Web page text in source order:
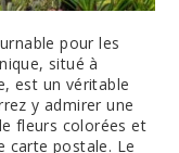
pour les
situé à
est un véritable
y admirer une
fleurs colorées et
carte postale. Le